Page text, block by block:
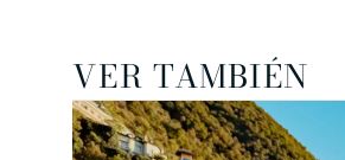
VER TAMBIÉN